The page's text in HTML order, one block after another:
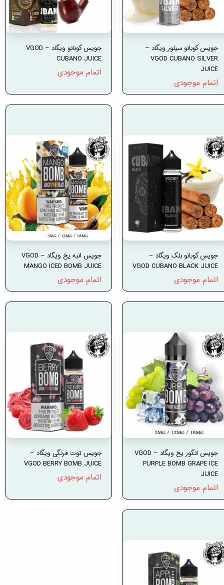
جویس کوبانو سیلور ویگاد –
VGOD CUBANO SILVER
JUICE
اتمام موجودی
جویس کوبانو ویگاد – VGOD
CUBANO JUICE
اتمام موجودی
جویس کوبانو بلک ویگاد –
VGOD CUBANO BLACK JUICE
اتمام موجودی
جویس انبه یخ ویگاد – VGOD
MANGO ICED BOMB JUICE
اتمام موجودی
جویس انگور یخ ویگاد – VGOD
PURPLE BOMB GRAPE ICE
JUICE
اتمام موجودی
جویس توت فرنگی ویگاد –
VGOD BERRY BOMB JUICE
اتمام موجودی